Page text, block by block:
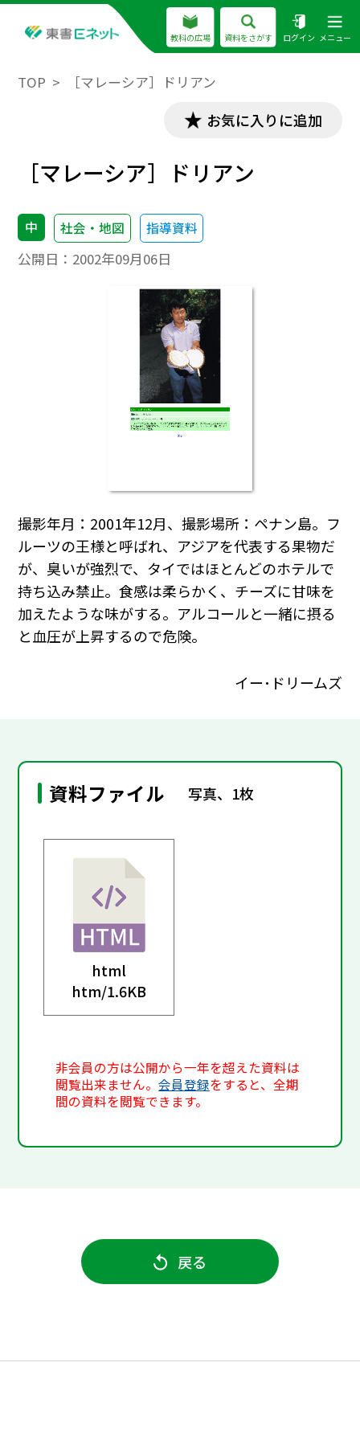
教科の広場 資料をさがす ログイン メニュー
TOP ［マレーシア］ドリアン
お気に入りに追加
［マレーシア］ドリアン
中 社会・地図 指導資料
公開日： 2002年09月06日
撮影年月：2001年12月、撮影場所：ペナン島。フ
ルーツの王様と呼ばれ、アジアを代表する果物だ
が、臭いが強烈で、タイではほとんどのホテルで
持ち込み禁止。食感は柔らかく、チーズに甘味を
加えたような味がする。アルコールと一緒に摂る
と血圧が上昇するので危険。
イー･ドリームズ
資料ファイル 写真、1枚
html
htm/1.6KB
非会員の方は公開から一年を超えた資料は
閲覧出来ません。会員登録をすると、全期
間の資料を閲覧できます。
戻る